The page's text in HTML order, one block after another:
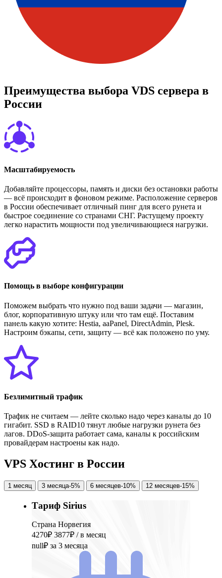
Преимущества выбора VDS сервера в
России
Масштабируемость
Добавляйте процессоры, память и диски без остановки работы
— всё происходит в фоновом режиме. Расположение серверов
в России обеспечивает отличный пинг для всего рунета и
быстрое соединение со странами СНГ. Растущему проекту
легко нарастить мощности под увеличивающиеся нагрузки.
Помощь в выборе конфигурации
Поможем выбрать что нужно под ваши задачи — магазин,
блог, корпоративную штуку или что там ещё. Поставим
панель какую хотите: Hestia, aaPanel, DirectAdmin, Plesk.
Настроим бэкапы, сети, защиту — всё как положено по уму.
Безлимитный трафик
Трафик не считаем — лейте сколько надо через каналы до 10
гигабит. SSD в RAID10 тянут любые нагрузки рунета без
лагов. DDoS-защита работает сама, каналы к российским
провайдерам настроены как надо.
VPS Хостинг в России
1 месяц 3 месяца-5% 6 месяцев-10% 12 месяцев-15%
Тариф Sirius
Страна Норвегия
4270₽ 3877₽ / в месяц
null₽ за 3 месяца